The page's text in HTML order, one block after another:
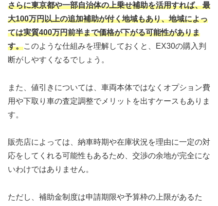
さらに東京都や一部自治体の上乗せ補助を活用すれば、最
大100万円以上の追加補助が付く地域もあり、地域によっ
ては実質400万円前半まで価格が下がる可能性がありま
す。このような仕組みを理解しておくと、EX30の購入判
断がしやすくなるでしょう。
また、値引きについては、車両本体ではなくオプション費
用や下取り車の査定調整でメリットを出すケースもありま
す。
販売店によっては、納車時期や在庫状況を理由に一定の対
応をしてくれる可能性もあるため、交渉の余地が完全にな
いわけではありません。
ただし、補助金制度は申請期限や予算枠の上限があるた